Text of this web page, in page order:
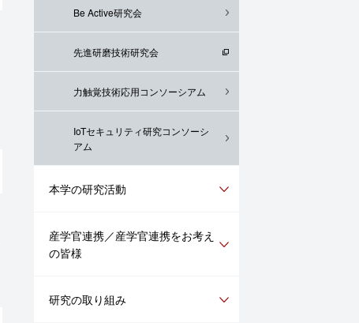
Be Active研究会
先進研磨技術研究会
力触覚技術応用コンソーシアム
IoTセキュリティ研究コンソーシ
アム
本学の研究活動
産学官連携／産学官連携をお考え
の皆様
研究の取り組み